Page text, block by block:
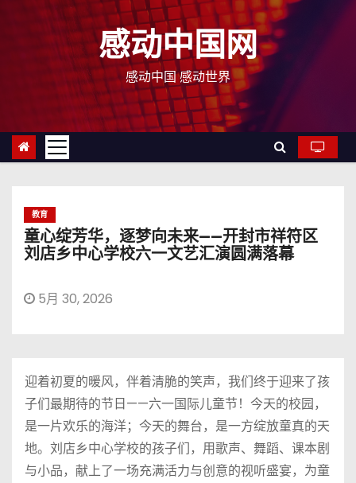
感动中国网
感动中国 感动世界
教育
童心绽芳华，逐梦向未来——开封市祥符区
刘店乡中心学校六一文艺汇演圆满落幕
5月 30, 2026
迎着初夏的暖风，伴着清脆的笑声，我们终于迎来了孩
子们最期待的节日——六一国际儿童节！今天的校园，
是一片欢乐的海洋；今天的舞台，是一方绽放童真的天
地。刘店乡中心学校的孩子们，用歌声、舞蹈、课本剧
与小品，献上了一场充满活力与创意的视听盛宴，为童